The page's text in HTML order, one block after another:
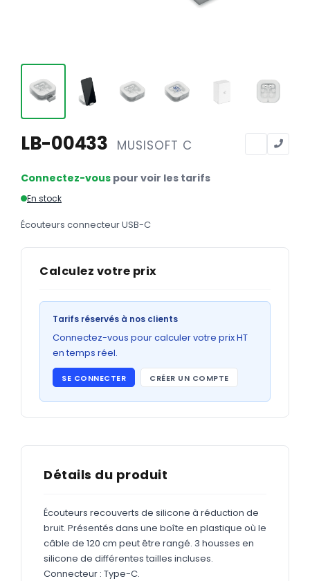
Tête de lettre
Sous-mains
Chemises
GRAND FORMAT
Abribus
ADHÉSIFS
Étiquettes adhésives
Étiquettes adhésives en bobine
LB-00433 MUSISOFT C
Connectez-vous pour voir les tarifs
En stock
Écouteurs connecteur USB-C
Calculez votre prix
Tarifs réservés à nos clients
Connectez-vous pour calculer votre prix HT
en temps réel.
SE CONNECTER CRÉER UN COMPTE
Détails du produit
Écouteurs recouverts de silicone à réduction de
bruit. Présentés dans une boîte en plastique où le
câble de 120 cm peut être rangé. 3 housses en
silicone de différentes tailles incluses.
Connecteur : Type-C.